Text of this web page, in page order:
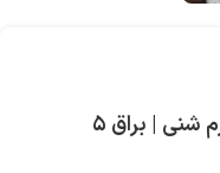
صفحه کابینت MDF وایا طرح کرم شنی | براق ۵